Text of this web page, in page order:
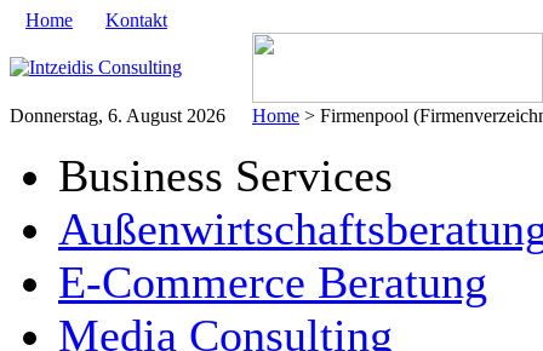
Home Kontakt
Donnerstag, 6. August 2026 Home > Firmenpool
Business Services
E-Commerce Beratung
Media Consulting